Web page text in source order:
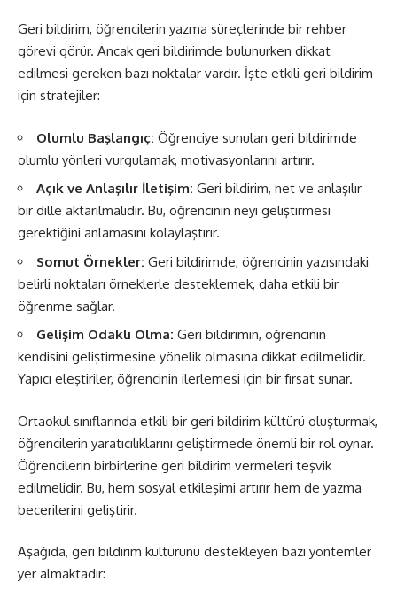
Geri bildirim, öğrencilerin yazma süreçlerinde bir rehber
görevi görür. Ancak geri bildirimde bulunurken dikkat
edilmesi gereken bazı noktalar vardır. İşte etkili geri bildirim
için stratejiler:
Olumlu Başlangıç: Öğrenciye sunulan geri bildirimde
olumlu yönleri vurgulamak, motivasyonlarını artırır.
Açık ve Anlaşılır İletişim: Geri bildirim, net ve anlaşılır
bir dille aktarılmalıdır. Bu, öğrencinin neyi geliştirmesi
gerektiğini anlamasını kolaylaştırır.
Somut Örnekler: Geri bildirimde, öğrencinin yazısındaki
belirli noktaları örneklerle desteklemek, daha etkili bir
öğrenme sağlar.
Gelişim Odaklı Olma: Geri bildirimin, öğrencinin
kendisini geliştirmesine yönelik olmasına dikkat edilmelidir.
Yapıcı eleştiriler, öğrencinin ilerlemesi için bir fırsat sunar.
Ortaokul sınıflarında etkili bir geri bildirim kültürü oluşturmak,
öğrencilerin yaratıcılıklarını geliştirmede önemli bir rol oynar.
Öğrencilerin birbirlerine geri bildirim vermeleri teşvik
edilmelidir. Bu, hem sosyal etkileşimi artırır hem de yazma
becerilerini geliştirir.
Aşağıda, geri bildirim kültürünü destekleyen bazı yöntemler
yer almaktadır: